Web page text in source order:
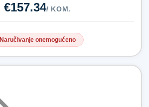
€157.34/ KOM.
Naručivanje onemogućeno